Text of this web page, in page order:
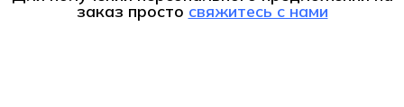
заказ просто свяжитесь с нами